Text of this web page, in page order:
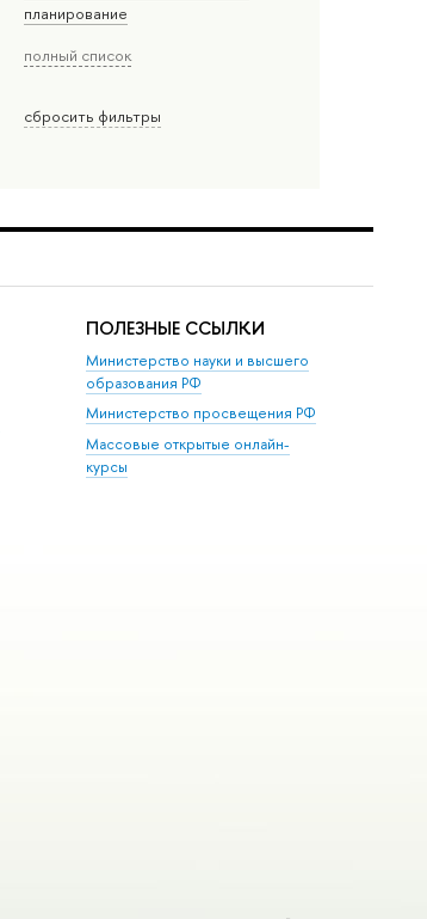
планирование
полный список
сбросить фильтры
ПОЛЕЗНЫЕ ССЫЛКИ
Министерство науки и высшего
образования РФ
Министерство просвещения РФ
Массовые открытые онлайн-
курсы